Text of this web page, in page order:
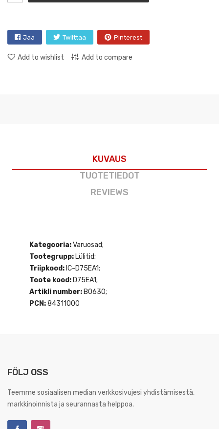
Jaa Twiittaa Pinterest
Add to wishlist Add to compare
KUVAUS
TUOTETIEDOT
REVIEWS
Kategooria:Varuosad;
Tootegrupp: Lülitid;
Triipkood: IC-D75EA1;
Toote kood: D75EA1;
Artikli number: B0630;
PCN:84311000
FÖLJ OSS
Teemme sosiaalisen median verkkosivujesi yhdistämisestä,
markkinoinnista ja seurannasta helppoa.